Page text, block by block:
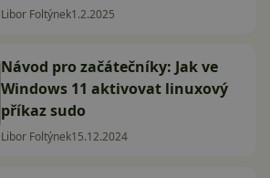
Libor Foltýnek1.2.2025
Návod pro začátečníky: Jak ve
Windows 11 aktivovat linuxový
příkaz sudo
Libor Foltýnek15.12.2024